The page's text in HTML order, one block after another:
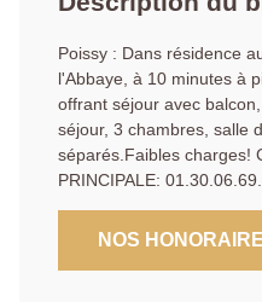
Poissy : Dans résidence
l'Abbaye, à 10 minutes à
offrant séjour avec
séjour, 3 chambres, salle
séparés.Faibles charges!
PRINCIPALE:
NOS